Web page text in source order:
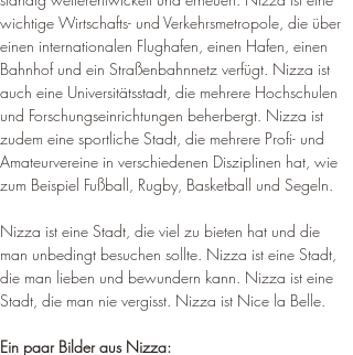
wichtige Wirtschafts- und Verkehrsmetropole, die über
einen internationalen Flughafen, einen Hafen, einen
Bahnhof und ein Straßenbahnnetz verfügt. Nizza ist
auch eine Universitätsstadt, die mehrere Hochschulen
und Forschungseinrichtungen beherbergt. Nizza ist
zudem eine sportliche Stadt, die mehrere Profi- und
Amateurvereine in verschiedenen Disziplinen hat, wie
zum Beispiel Fußball, Rugby, Basketball und Segeln.
​Nizza ist eine Stadt, die viel zu bieten hat und die
man unbedingt besuchen sollte. Nizza ist eine Stadt,
die man lieben und bewundern kann. Nizza ist eine
Stadt, die man nie vergisst. Nizza ist Nice la Belle.
Ein paar Bilder aus Nizza: